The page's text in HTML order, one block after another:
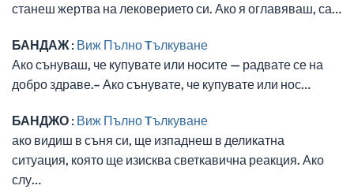
станеш жертва на лековерието си. Ако я оглавяваш, са…
БАНДАЖ : Виж Пълно Tълкуване
Ако сънуваш, че купувате или носите — радвате се на
добро здраве.– Ако сънувате, че купувате или нос…
БАНДЖО : Виж Пълно Tълкуване
ако видиш в съня си, ще изпаднеш в деликатна
ситуация, която ще изисква светкавична реакция. Ако
слу…